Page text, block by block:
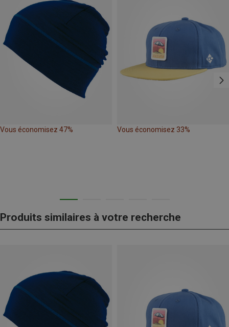
Vous économisez 47% Vous économisez 33%
Produits similaires à votre recherche